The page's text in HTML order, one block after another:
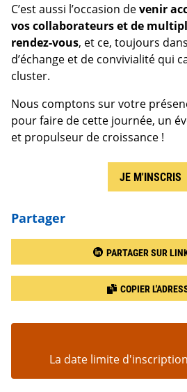
C’est aussi l’occasion devenir
vos collaborateurs et de
rendez-vous, et ce, toujours
d’échange et de convivialité qui
cluster.
Nous comptons sur votre
pour faire de cette journée, un
et propulseur de croissance !
JE M'INSCRIS
Partager
PARTAGER SUR
COPIER
La date limite